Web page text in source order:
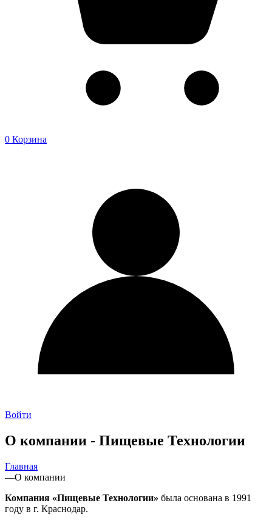
0 Корзина
Войти
О компании - Пищевые Технологии
Главная
—О компании
Компания «Пищевые Технологии» была основана в 1991
году в г. Краснодар.